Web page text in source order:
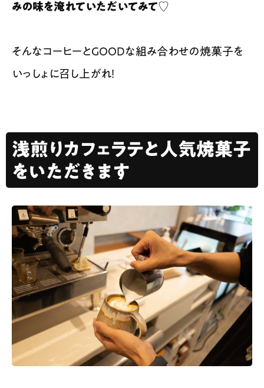
みの味を淹れていただいてみて♡
そんなコーヒーとGOODな組み合わせの焼菓子を
いっしょに召し上がれ！
浅煎りカフェラテと人気焼菓子
をいただきます